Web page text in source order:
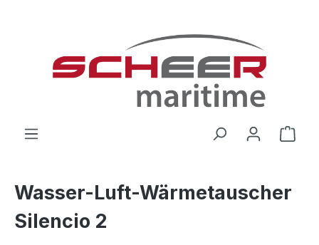
Wasser-Luft-Wärmetauscher
Silencio 2